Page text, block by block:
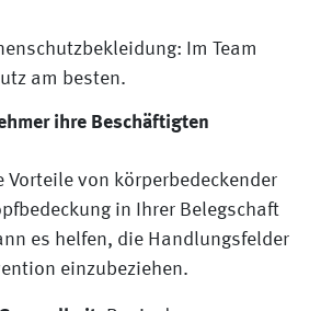
Im Team
am besten.
ihre Beschäftigten
Vorteile von körperbedeckender
in Ihrer Belegschaft
es helfen, die Handlungsfelder
einzubeziehen.